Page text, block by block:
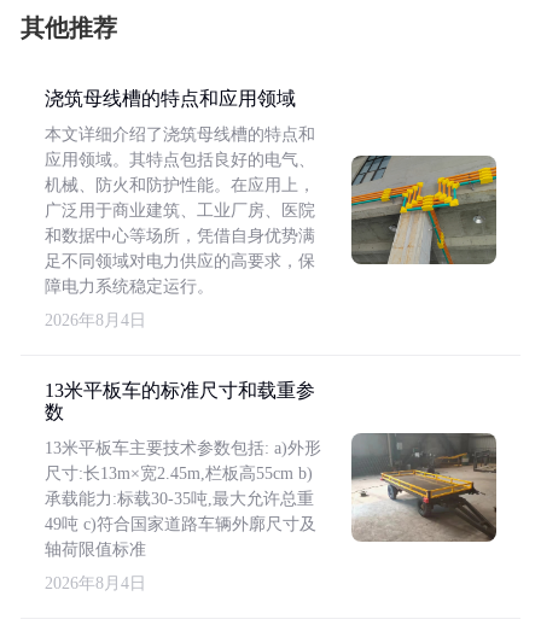
其他推荐
浇筑母线槽的特点和应用领域
本文详细介绍了浇筑母线槽的特点和
应用领域。其特点包括良好的电气、
机械、防火和防护性能。在应用上，
广泛用于商业建筑、工业厂房、医院
和数据中心等场所，凭借自身优势满
足不同领域对电力供应的高要求，保
障电力系统稳定运行。
2026年8月4日
13米平板车的标准尺寸和载重参
数
13米平板车主要技术参数包括: a)外形
尺寸:长13m×宽2.45m,栏板高55cm b)
承载能力:标载30-35吨,最大允许总重
49吨 c)符合国家道路车辆外廓尺寸及
轴荷限值标准
2026年8月4日